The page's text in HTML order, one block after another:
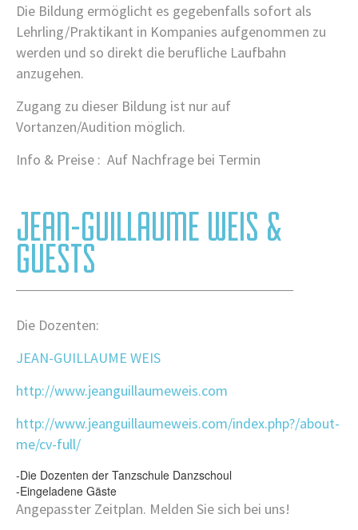
Die Bildung ermöglicht es gegebenfalls sofort als
Lehrling/Praktikant in Kompanies aufgenommen zu
werden und so direkt die berufliche Laufbahn
anzugehen.
Zugang zu dieser Bildung ist nur auf
Vortanzen/Audition möglich.
Info & Preise : Auf Nachfrage bei Termin
JEAN-GUILLAUME WEIS &
GUESTS
Die Dozenten:
JEAN-GUILLAUME WEIS
http://www.jeanguillaumeweis.com
http://www.jeanguillaumeweis.com/index.php?/about-
me/cv-full/
-Die Dozenten der Tanzschule Danzschoul
-Eingeladene Gäste
Angepasster Zeitplan. Melden Sie sich bei uns!